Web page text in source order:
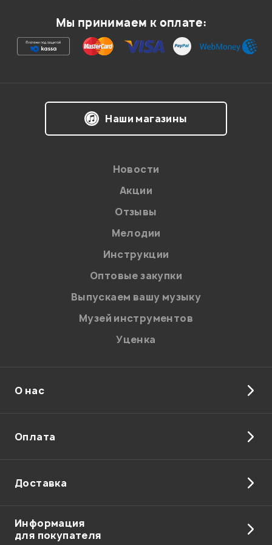
Ваша оценка:
на обработку персональных данных в
Политикой в отношении обработки
персональных данных.
Введите проверочное число:
Отправить
Мы принимаем к оплате:
Наши магазины
Новости
Акции
Отзывы
Мелодии
Инструкции
Оптовые закупки
Выпускаем вашу музыку
Музей инструментов
Уценка
О нас
Оплата
Доставка
Информация
для покупателя